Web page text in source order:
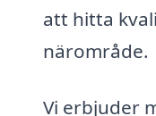
att hitta
närområde.
Vi erbjuder